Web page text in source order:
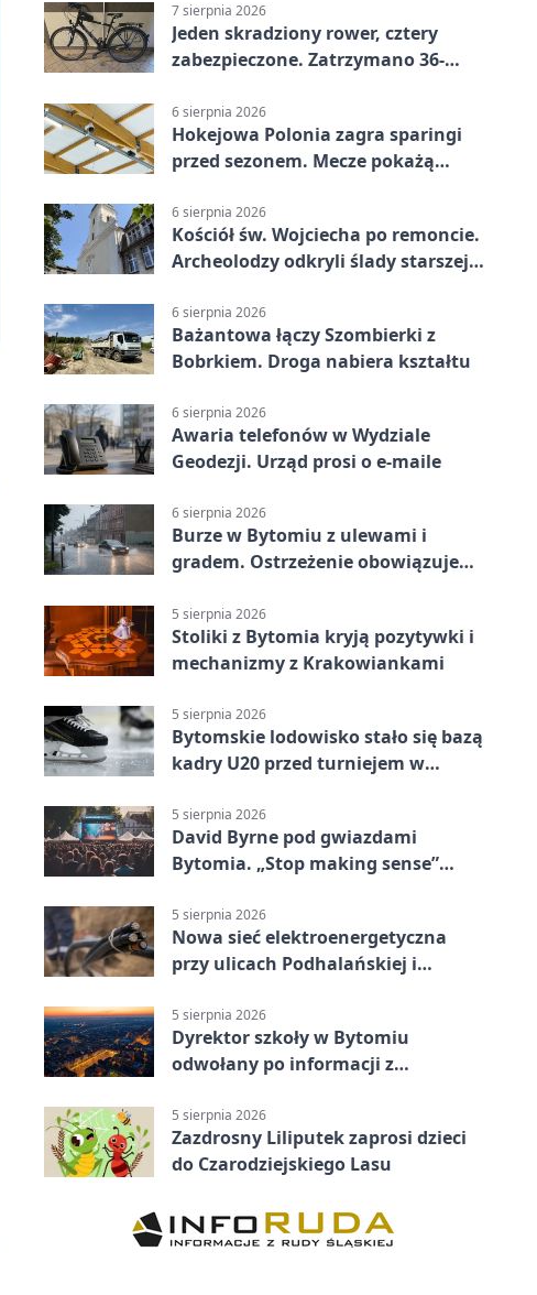
7 sierpnia 2026
Jeden skradziony rower, cztery
zabezpieczone. Zatrzymano 36-
6 sierpnia 2026
Hokejowa Polonia zagra sparingi
przed sezonem. Mecze pokażą
6 sierpnia 2026
Kościół św. Wojciecha po remoncie.
Archeolodzy odkryli ślady starszej
6 sierpnia 2026
Bażantowa łączy Szombierki z
Bobrkiem. Droga nabiera kształtu
6 sierpnia 2026
Awaria telefonów w Wydziale
Geodezji. Urząd prosi o e-maile
6 sierpnia 2026
Burze w Bytomiu z ulewami i
gradem. Ostrzeżenie obowiązuje
5 sierpnia 2026
Stoliki z Bytomia kryją pozytywki i
mechanizmy z Krakowiankami
5 sierpnia 2026
Bytomskie lodowisko stało się bazą
kadry U20 przed turniejem w
5 sierpnia 2026
David Byrne pod gwiazdami
Bytomia. „Stop making sense”
5 sierpnia 2026
Nowa sieć elektroenergetyczna
przy ulicach Podhalańskiej i
5 sierpnia 2026
Dyrektor szkoły w Bytomiu
odwołany po informacji z
5 sierpnia 2026
Zazdrosny Liliputek zaprosi dzieci
do Czarodziejskiego Lasu